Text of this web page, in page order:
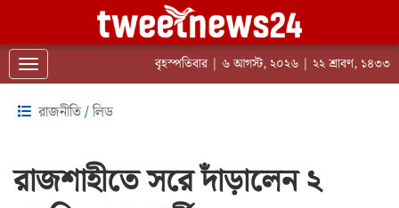
Toggle navigation বৃহস্পতিবার | ৬ আগস্ট, ২০২৬ | ২২ শ্রাবণ, ১৪৩৩
রাজনীতি/লিড
রাজশাহীতে সরে দাঁড়ালেন ‍২